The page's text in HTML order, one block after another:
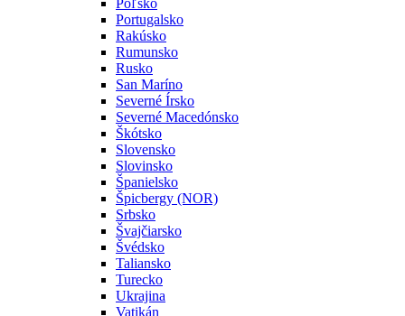
Poľsko
Portugalsko
Rakúsko
Rumunsko
Rusko
San Maríno
Severné Írsko
Severné Macedónsko
Škótsko
Slovensko
Slovinsko
Španielsko
Špicbergy (NOR)
Srbsko
Švajčiarsko
Švédsko
Taliansko
Turecko
Ukrajina
Vatikán